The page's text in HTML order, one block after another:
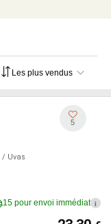
/ Uvas
5
15 pour envoi immédiat i